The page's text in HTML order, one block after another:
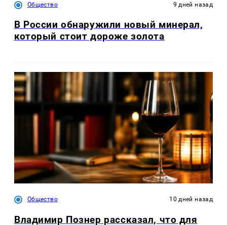
Общество 9 дней назад
В России обнаружили новый минерал,
который стоит дороже золота
Общество 10 дней назад
Владимир Познер рассказал, что для